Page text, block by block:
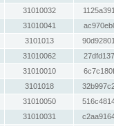
31010032
31010041
3101013
31010062
31010010
3101018
31010050
31010031